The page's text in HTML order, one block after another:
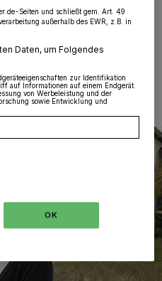
Seiten und schließt gem. Art. 49
außerhalb des EWR, z.B. in
Daten, um Folgendes
zur Identifikation
auf Informationen auf einem Endgerät.
von Werbeleistung und der
sowie Entwicklung und
OK